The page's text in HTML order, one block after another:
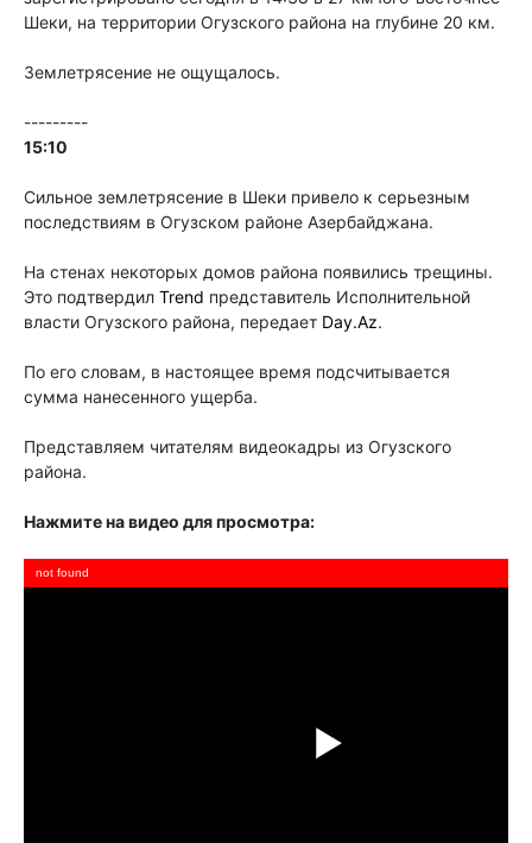
Шеки, на территории Огузского района на глубине 20 км.
Землетрясение не ощущалось.
---------
15:10
Сильное землетрясение в Шеки привело к серьезным
последствиям в Огузском районе Азербайджана.
На стенах некоторых домов района появились трещины.
Это подтвердил Trend представитель Исполнительной
власти Огузского района, передает Day.Az.
По его словам, в настоящее время подсчитывается
сумма нанесенного ущерба.
Представляем читателям видеокадры из Огузского
района.
Нажмите на видео для просмотра: